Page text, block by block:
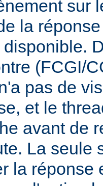
sur
la
(FCGI/
pas de
et le
avant de
La seule
la réponse